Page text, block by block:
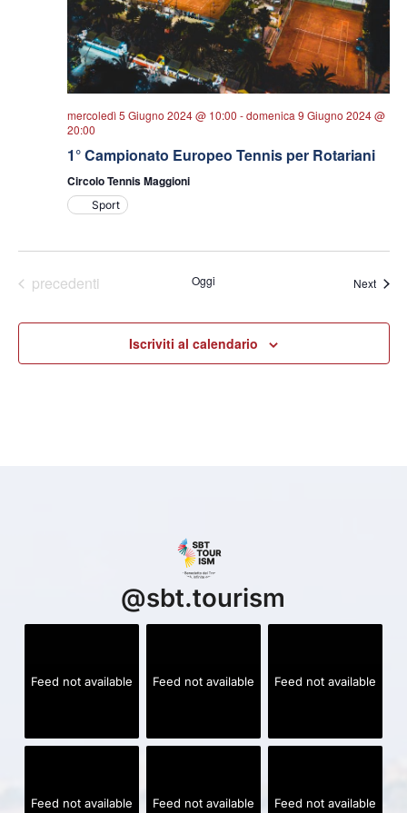
mercoledì 5 Giugno 2024 @ 10:00 -domenica 9 Giugno 2024 @
20:00
1° Campionato Europeo Tennis per Rotariani
Circolo Tennis Maggioni
Sport
Eventi
precedenti Oggi NextEventi
Iscriviti al calendario
@sbt.tourism
Feed not available Feed not available Feed not available
Feed not available Feed not available Feed not available